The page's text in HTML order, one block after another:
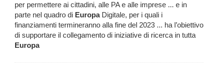
per permettere ai cittadini, alle PA e alle imprese ... e in
parte nel quadro di EuropaDigitale, per i quali i
finanziamenti termineranno alla fine del 2023 ... ha l’obiettivo
di supportare il collegamento di iniziative di ricerca in tutta
Europa